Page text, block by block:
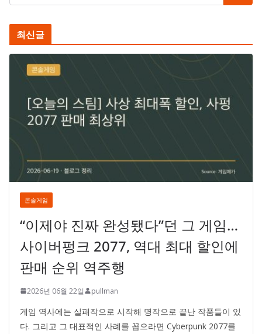
최신글
콘솔게임
“이제야 진짜 완성됐다”던 그 게임…
사이버펑크 2077, 역대 최대 할인에
판매 순위 역주행
2026년 06월 22일 pullman
게임 역사에는 실패작으로 시작해 명작으로 끝난 작품들이 있
다. 그리고 그 대표적인 사례를 꼽으라면 Cyberpunk 2077를